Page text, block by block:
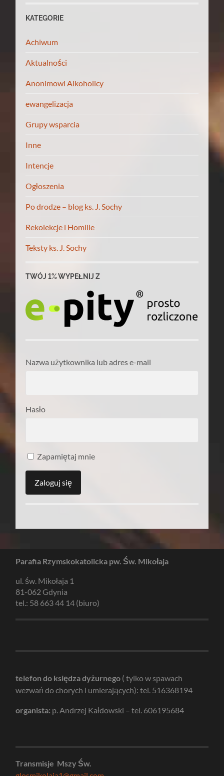
KATEGORIE
Achiwum
Aktualności
Anonimowi Alkoholicy
ewangelizacja
Grupy wsparcia
Inne
Intencje
Ogłoszenia
Po drodze – blog ks. J. Sochy
Rekolekcje i Homilie
Teksty ks. J. Sochy
TWÓJ 1% WYPEŁNIJ Z
Nazwa użytkownika lub adres e-mail
Hasło
Zapamiętaj mnie
Parafia Rzymskokatolicka pw. Św. Mikołaja
ul. św. Mikołaja 1
81-062 Gdynia
tel.: 58 663 44 14 (biuro)
telefon do księdza dyżurnego ( tylko w spawach
wezwań do chorych i umierających): tel. 516368194
organista: p. Andrzej Kałdowski – tel. 606195684
Transmisje Mszy Św.